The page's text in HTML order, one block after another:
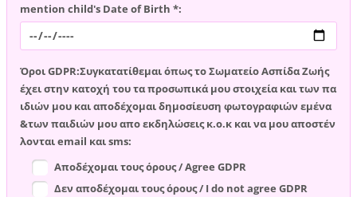
mention child's Date of Birth *:
Όροι GDPR:Συγκατατίθεμαι όπως το Σωματείο Ασπίδα Ζωής
έχει στην κατοχή του τα προσωπικά μου στοιχεία και των πα
ιδιών μου και αποδέχομαι δημοσίευση φωτογραφιών εμένα
&των παιδιών μου απο εκδηλώσεις κ.ο.κ και να μου αποστέν
λονται email και sms:
Αποδέχομαι τους όρους / Agree GDPR
Δεν αποδέχομαι τους όρους / I do not agree GDPR